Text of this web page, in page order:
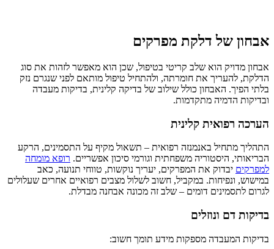
אבחון של דלקת מפרקים
אבחון מדויק הוא שלב קריטי בטיפול, שכן הוא מאפשר לזהות את סוג
הדלקת, להעריך את חומרתה, ולהתחיל טיפול מותאם לפני שנגרם נזק
בלתי הפיך. האבחון כולל שילוב של בדיקה קלינית, בדיקות מעבדה
ובדיקות הדמיה מתקדמות.
הערכה רפואית קלינית
התהליך מתחיל באנמנזה רפואית – תשאול מקיף על התסמינים, הרקע
הבריאותי, היסטוריה משפחתית וגורמי סיכון אפשריים. רופא מומחה
למפרקים יבדוק את המפרקים, יעריך נוקשות, טווחי תנועה, כאב
במישוש, ונפיחות. במקביל, חשוב לשלול מצבים רפואיים אחרים שעלולים
לגרום לתסמינים דומים – שלב זה מכונה אבחנה מבדלת.
בדיקות דם ונוזלים
בדיקות המעבדה מספקות מידע תומך חשוב: